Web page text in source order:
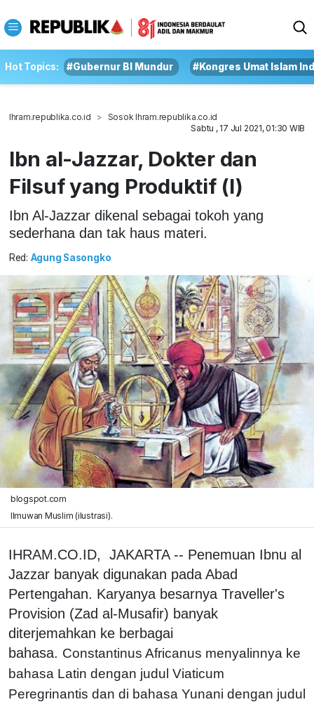
Hot Topics: #Gubernur BI Mundur #Kongres Umat Islam
Ihram.republika.co.id
Sosok Ihram.republika.co.id
Sabtu , 17 Jul 2021, 01:30 WIB
Ibn al-Jazzar, Dokter dan
Filsuf yang Produktif (I)
Ibn Al-Jazzar dikenal sebagai tokoh yang
sederhana dan tak haus materi.
Red: Agung Sasongko
blogspot.com
Ilmuwan Muslim (ilustrasi).
IHRAM.CO.ID, JAKARTA -- Penemuan Ibnu al
Jazzar banyak digunakan pada Abad
Pertengahan. Karyanya besarnya Traveller's
Provision (Zad al-Musafir) banyak
diterjemahkan ke berbagai
bahasa. Constantinus Africanus menyalinnya ke
bahasa Latin dengan judul Viaticum
Peregrinantis dan di bahasa Yunani dengan judul